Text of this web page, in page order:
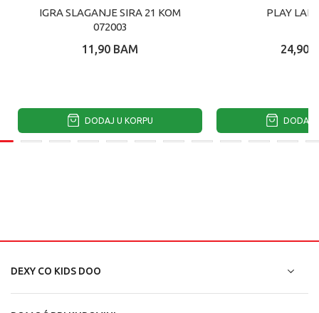
IGRA SLAGANJE SIRA 21 KOM
072003
11,90 BAM
DODAJ U KORPU
PLAY
24,90
DODAJ
DEXY CO KIDS DOO